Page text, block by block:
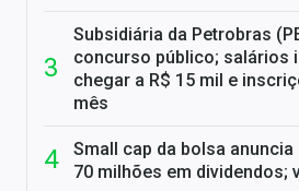
Subsidiária da Petrobras
concurso público; salários
chegar a R$ 15 mil e
mês
Small cap da bolsa anuncia
70 milhões em dividendos;